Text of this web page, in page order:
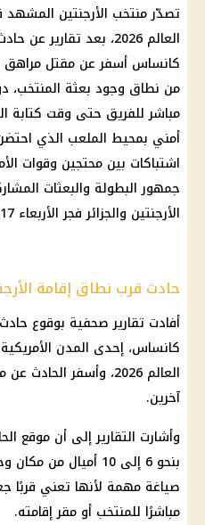
تصدّر منتخب الأرجنتين
العالم 2026، بعد
كانساس أسفر عن مقتل مراهق
من نطاق وجود بعثة المنتخب،
مباشر للفريق حتى وقت كتابة
أمني بمحيط الملعب الذي احتضن
اشتباكات بين محتجين وقوات
جمهور البطولة والبعثات
الأرجنتين والجزائر فجر الأربعاء 17 يونيو بتوقيت القاهرة.
حادث قرب نطاق إقامة
أفادت تقارير صحفية بوقوع
كانساس، إحدى المدن
العالم 2026، وأسفر
آخرين.
وأشارت التقارير إلى أن موقع
بنحو 6 إلى 10 أميال
صياغة مهمة لأنها تعني قربًا
مباشرًا للمنتخب أو مقر إقامته.